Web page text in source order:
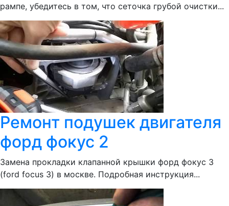
рампе, убедитесь в том, что сеточка грубой очистки...
Ремонт подушек двигателя
форд фокус 2
Замена прокладки клапанной крышки форд фокус 3
(ford focus 3) в москве. Подробная инструкция...